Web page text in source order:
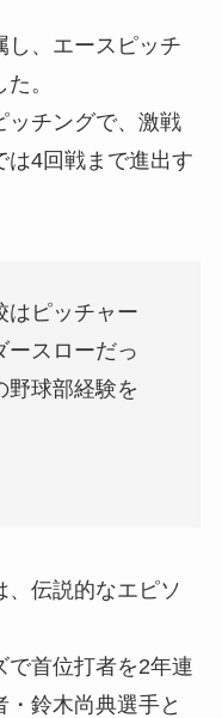
し、エースピッチ
。
ッチングで、激戦
は4回戦まで進出す
はピッチャー
ースローだっ
野球部経験を
、伝説的なエピソ
で首位打者を2年連
鈴木尚典選手と